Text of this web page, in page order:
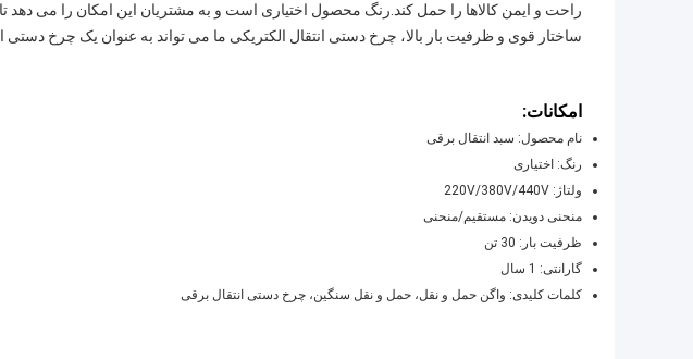
راحت و ایمن کالاها را حمل کند.رنگ محصول اختیاری است و به مشتریان این امکان را می دهد تا
ساختار قوی و ظرفیت بار بالا، چرخ دستی انتقال الکتریکی ما می تواند به عنوان یک چرخ دستی
امکانات:
نام محصول: سبد انتقال برقی
رنگ: اختیاری
ولتاژ: 220V/380V/440V
منحنی دویدن: مستقیم/منحنی
ظرفیت بار: 30 تن
گارانتی: 1 سال
کلمات کلیدی: واگن حمل و نقل، حمل و نقل سنگین، چرخ دستی انتقال برقی